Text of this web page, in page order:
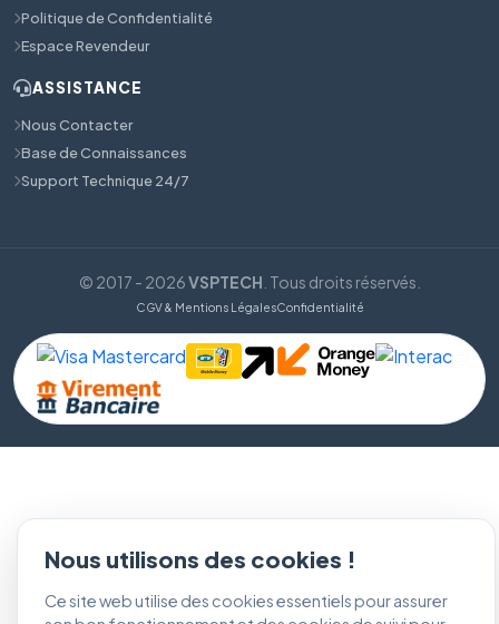
Politique de Confidentialité
Espace Revendeur
ASSISTANCE
Nous Contacter
Base de Connaissances
Support Technique 24/7
© 2017 - 2026VSPTECH . Tous droits réservés.
CGV & Mentions LégalesConfidentialité
Nous utilisons des cookies !
Ce site web utilise des cookies essentiels pour assurer